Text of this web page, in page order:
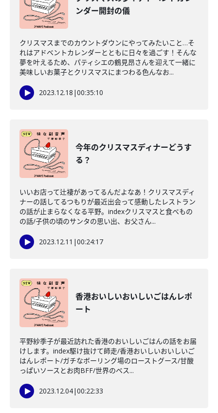
ンダー開封の儀
クリスマスまでのカウントダウンにやってみたいこと…そ
れはアドベントカレンダーとともに日々を過ごす！そんな
夢を叶えるため、パティシエの鶴見昂さんを迎えて一緒に
美味しいお菓子とクリスマスにまつわる色んなお...
2023.12.18 |00:35:10
今年のクリスマスディナーどうす
る？
いいお店って辻褄があってるんだよなあ！クリスマスディ
ナーの話してるつもりが最近出会って感動したレストラン
の話が止まらなくなる平野。indexクリスマスと食べもの
の話/子供の頃のサンタの思い出、お父さん...
2023.12.11 |00:24:17
香港おいしいおいしいごはんレポ
ート
平野紗季子が最近訪れた香港のおいしいごはんの話をお届
けします。index駆け抜けて師走/香港おいしいおいしいご
はんレポート/ガチなボーリング場のローストグース/甘酸
っぱいソースとお肉BFF/世界のベス...
2023.12.04|00:22:33